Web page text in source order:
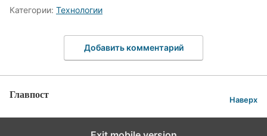
Категории: Технологии
Добавить комментарий
Главпост Наверх